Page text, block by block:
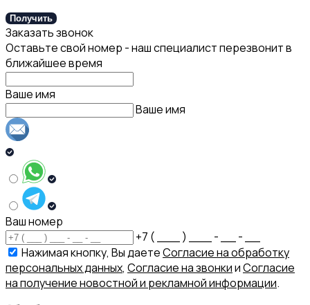
Получить
Заказать звонок
Оставьте свой номер - наш специалист перезвонит в
ближайшее время
Ваше имя
Ваше имя
Ваш номер
+7 ( ___ ) ___ - __ - __
Нажимая кнопку, Вы даетеСогласие на обработку
персональных данных, Согласие на звонкииСогласие
на получение новостной и рекламной информации.